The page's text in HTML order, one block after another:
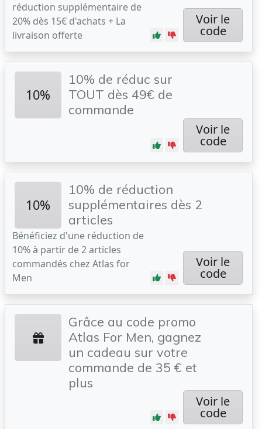
réduction supplémentaire de
20% dès 15€ d'achats + La
livraison offerte
Voir le
code
10%
10% de réduc sur
TOUT dès 49€ de
commande
Voir le
code
10%
10% de réduction
supplémentaires dès 2
articles
Bénéficiez d'une réduction de
10% à partir de 2 articles
commandés chez Atlas for
Men
Voir le
code
Grâce au code promo
Atlas For Men, gagnez
un cadeau sur votre
commande de 35 € et
plus
Voir le
code